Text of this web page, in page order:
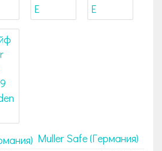
Muller Safe (Германия)